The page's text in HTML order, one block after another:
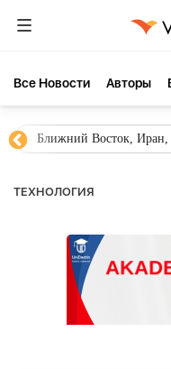
Все Новости Aвторы
Ближний Восток,
ТЕХНОЛОГИЯ